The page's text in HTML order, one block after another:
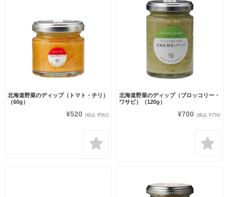
北海道野菜のディップ（トマト・チリ）
（60g）
¥520 (税込 ¥562)
北海道野菜のディップ（ブロッコリー・
ワサビ）（120g）
¥700 (税込 ¥756)